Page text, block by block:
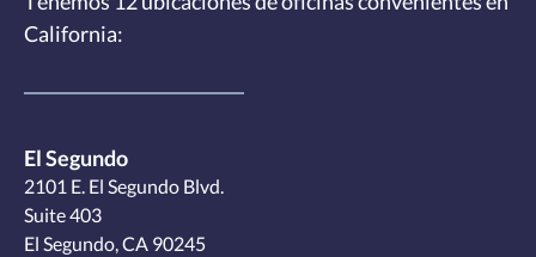
California:
El Segundo
2101 E. El Segundo Blvd.
Suite 403
El Segundo, CA 90245